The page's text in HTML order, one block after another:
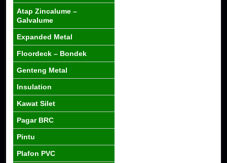
Atap Zincalume –
Galvalume
Expanded Metal
Floordeck – Bondek
Genteng Metal
Insulation
Kawat Silet
Pagar BRC
Pintu
Plafon PVC